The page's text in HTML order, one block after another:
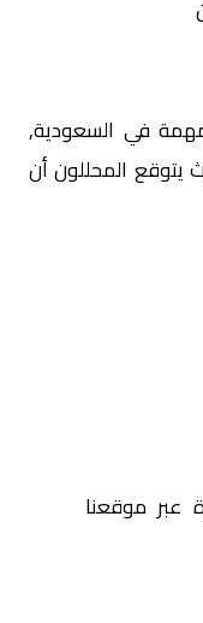
في السعودية,
يتوقع المحللون أن
عبر موقعنا